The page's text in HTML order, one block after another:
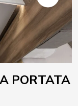
PORTATA